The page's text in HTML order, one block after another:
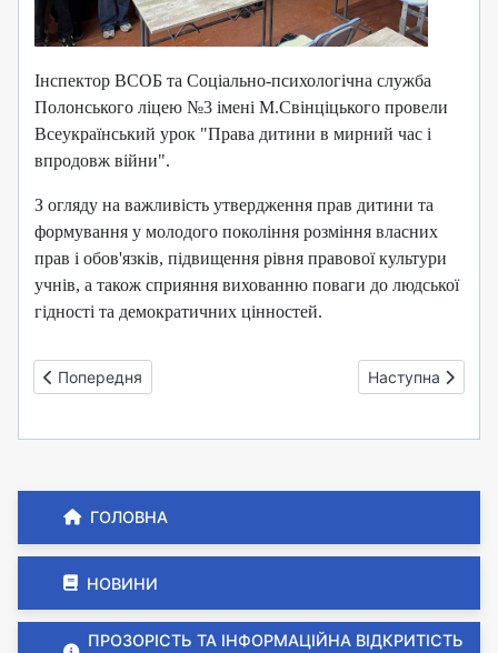
ГОЛОВНА
НОВИНИ
ПРОЗОРІСТЬ ТА ІНФОРМАЦІЙНА ВІДКРИТІСТЬ
Інспектор ВСОБ та Соціально-психологічна служба
Полонського ліцею №3 імені М.Свінціцького провели
Всеукраїнський урок "Права дитини в мирний час і
впродовж війни".
З огляду на важливість утвердження прав дитини та
формування у молодого покоління розміння власних
прав і обов'язків, підвищення рівня правової культури
учнів, а також сприяння вихованню поваги до людської
гідності та демократичних цінностей.
Попередня стаття: 16 днів проти насильства
Попередня Наступна
Наступна